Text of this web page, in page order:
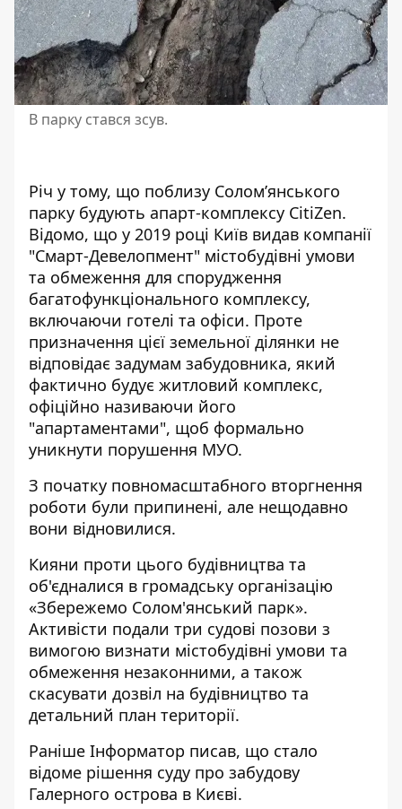
В парку стався зсув.
Річ у тому, що поблизу Солом’янського
парку будують апарт-комплексу CitiZen.
Відомо, що у 2019 році Київ видав компанії
"Смарт-Девелопмент" містобудівні умови
та обмеження для спорудження
багатофункціонального комплексу,
включаючи готелі та офіси. Проте
призначення цієї земельної ділянки не
відповідає задумам забудовника, який
фактично будує житловий комплекс,
офіційно називаючи його
"апартаментами", щоб формально
уникнути порушення МУО.
З початку повномасштабного вторгнення
роботи були припинені, але нещодавно
вони відновилися.
Кияни проти цього будівництва та
об'єдналися в громадську організацію
«Збережемо Солом'янський парк».
Активісти подали три судові позови з
вимогою визнати містобудівні умови та
обмеження незаконними, а також
скасувати дозвіл на будівництво та
детальний план території.
Раніше Інформатор писав, що стало
відоме рішення суду про забудову
Галерного острова в Києві.